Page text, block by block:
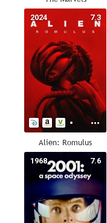
7.3
2024
Alien: Romulus
7.6
1968